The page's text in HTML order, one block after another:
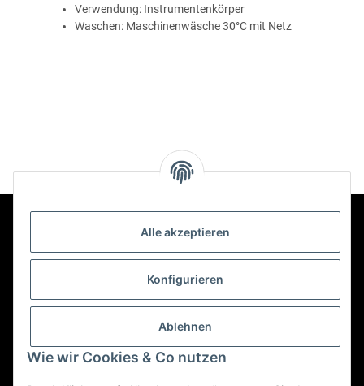
Alle akzeptieren
Konfigurieren
Ablehnen
Wie wir Cookies & Co nutzen
Verwendung: Instrumentenkörper
Waschen: Maschinenwäsche 30°C mit Netz
Informationen
Mehr über